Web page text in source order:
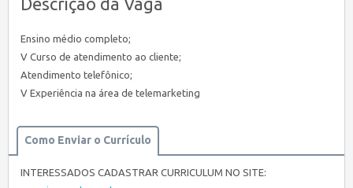
Ensino médio completo;
V Curso de atendimento ao cliente;
Atendimento telefônico;
V Experiência na área de telemarketing
Como Enviar o Currículo
INTERESSADOS CADASTRAR CURRICULUM NO SITE: